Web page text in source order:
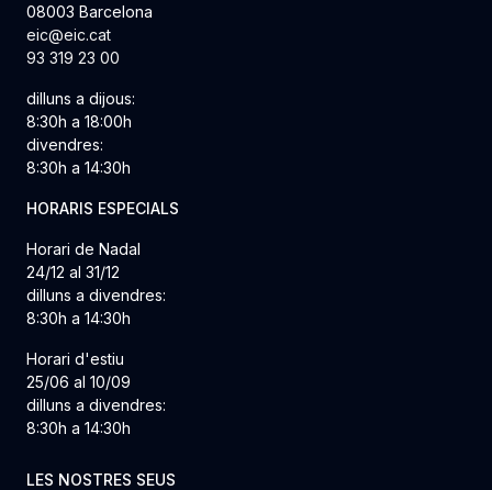
08003 Barcelona
eic@eic.cat
93 319 23 00
dilluns a dijous:
8:30h a 18:00h
divendres:
8:30h a 14:30h
HORARIS ESPECIALS
Horari de Nadal
24/12 al 31/12
dilluns a divendres:
8:30h a 14:30h
Horari d'estiu
25/06 al 10/09
dilluns a divendres:
8:30h a 14:30h
LES NOSTRES SEUS